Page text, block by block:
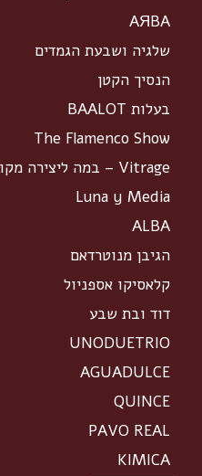
AЯBA
שלגיה ושבעת הגמדים
הנסיך הקטן
בעלות BAALOT
The Flamenco Show
Vitrage – במה ליצירה מקורית חדשה
Luna y Media
ALBA
הגיבן מנוטרדאם
קלאסיקו אספניול
דוד ובת שבע
UNODUETRIO
AGUADULCE
QUINCE
PAVO REAL
KIMICA